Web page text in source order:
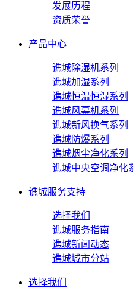
发展历程
资质荣誉
产品中心
谯城除湿机系列
谯城加湿系列
谯城恒温恒湿系列
谯城风幕机系列
谯城新风换气系列
谯城防爆系列
谯城烟尘净化系列
谯城中央空调净化
谯城服务支持
选择我们
谯城服务指南
谯城新闻动态
谯城城市分站
选择我们